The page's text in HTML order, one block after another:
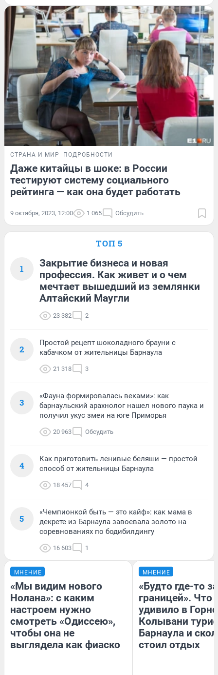
СТРАНА И МИР ПОДРОБНОСТИ
Даже китайцы в шоке: в России
тестируют систему социального
рейтинга — как она будет работать
9 октября, 2023, 12:00 1 065 Обсудить
ТОП 5
1
Закрытие бизнеса и новая
профессия. Как живет и о чем
мечтает вышедший из землянки
Алтайский Маугли
23 382 2
2
Простой рецепт шоколадного брауни с
кабачком от жительницы Барнаула
21 318 3
3
«Фауна формировалась веками»: как
барнаульский арахнолог нашел нового паука и
получил укус змеи на юге Приморья
20 963 Обсудить
4
Как приготовить ленивые беляши — простой
способ от жительницы Барнаула
18 457 4
5
«Чемпионкой быть — это кайф»: как мама в
декрете из Барнаула завоевала золото на
соревнованиях по бодибилдингу
16 603 1
МНЕНИЕ
«Мы видим нового
Нолана»: с каким
настроем нужно
смотреть «Одиссею»,
чтобы она не
выглядела как фиаско
МНЕНИЕ
«Будто где-то за
границей». Что
удивило в
Колывани
Барнаула и
стоил отдых